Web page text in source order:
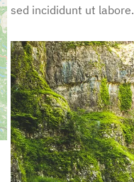
sed incididunt ut labore.